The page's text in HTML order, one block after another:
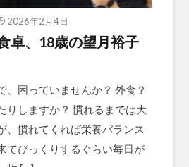
2026年2月4日
卓、18歳の望月裕子
、困っていませんか？ 外食？
りしますか？ 慣れるまでは大
、慣れてくれば栄養バランス
てびっくりするぐらい毎日が